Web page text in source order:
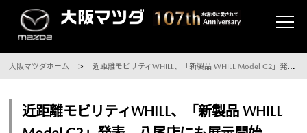
大阪マツダホーム 近距離モビリティWHILL、「新製品 WHILL Model C2」発表。八尾店にも展示開始。
近距離モビリティWHILL、「新製品 WHILL